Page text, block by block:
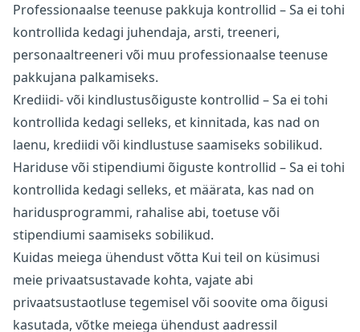
Professionaalse teenuse pakkuja kontrollid – Sa ei tohi
kontrollida kedagi juhendaja, arsti, treeneri,
personaaltreeneri või muu professionaalse teenuse
pakkujana palkamiseks.
Krediidi- või kindlustusõiguste kontrollid – Sa ei tohi
kontrollida kedagi selleks, et kinnitada, kas nad on
laenu, krediidi või kindlustuse saamiseks sobilikud.
Hariduse või stipendiumi õiguste kontrollid – Sa ei tohi
kontrollida kedagi selleks, et määrata, kas nad on
haridusprogrammi, rahalise abi, toetuse või
stipendiumi saamiseks sobilikud.
Kuidas meiega ühendust võtta Kui teil on küsimusi
meie privaatsustavade kohta, vajate abi
privaatsustaotluse tegemisel või soovite oma õigusi
kasutada, võtke meiega ühendust aadressil